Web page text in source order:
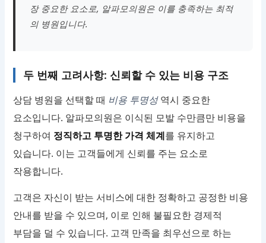
장 중요한 요소로, 알파모의원은 이를 충족하는 최적
의 병원입니다.
두 번째 고려사항: 신뢰할 수 있는 비용 구조
상담 병원을 선택할 때 비용 투명성역시 중요한
요소입니다. 알파모의원은 이식된 모발 수만큼만 비용을
청구하여 정직하고 투명한 가격 체계를 유지하고
있습니다. 이는 고객들에게 신뢰를 주는 요소로
작용합니다.
고객은 자신이 받는 서비스에 대한 정확하고 공정한 비용
안내를 받을 수 있으며, 이로 인해 불필요한 경제적
부담을 덜 수 있습니다. 고객 만족을 최우선으로 하는